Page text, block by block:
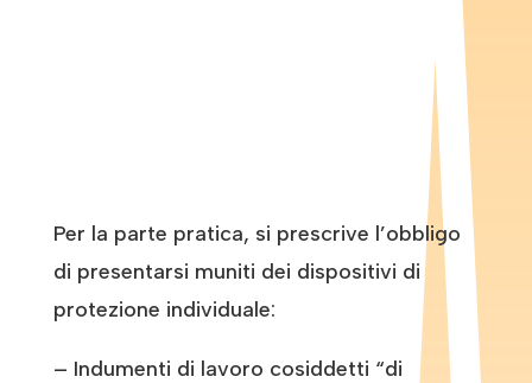
Per la parte pratica, si prescrive l’obbligo
di presentarsi muniti dei dispositivi di
protezione individuale:
– Indumenti di lavoro cosiddetti “di